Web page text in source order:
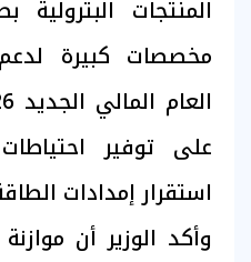
المنتجات
مخصصات كبيرة
على توفير
استقرار إمدادات
وأكد الوزير أن